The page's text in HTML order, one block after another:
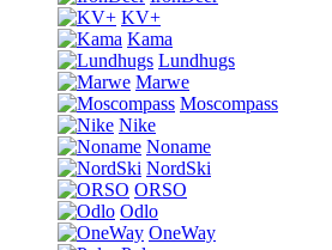
KV+
Kama
Lundhugs
Marwe
Moscompass
Nike
Noname
NordSki
ORSO
Odlo
OneWay